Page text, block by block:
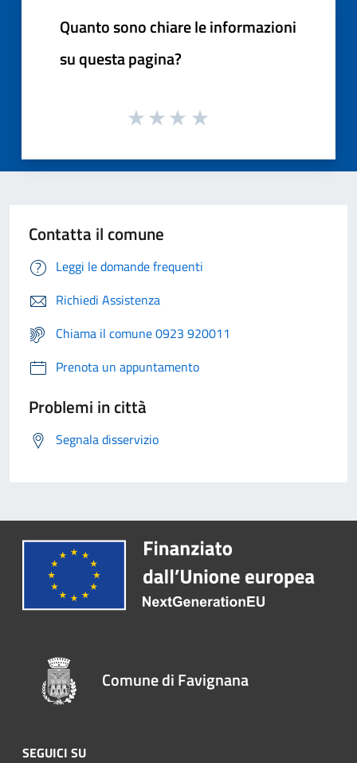
Quanto sono chiare le informazioni
su questa pagina?
Contatta il comune
Leggi le domande frequenti
Richiedi Assistenza
Chiama il comune 0923 920011
Prenota un appuntamento
Problemi in città
Segnala disservizio
Comune di Favignana
SEGUICI SU